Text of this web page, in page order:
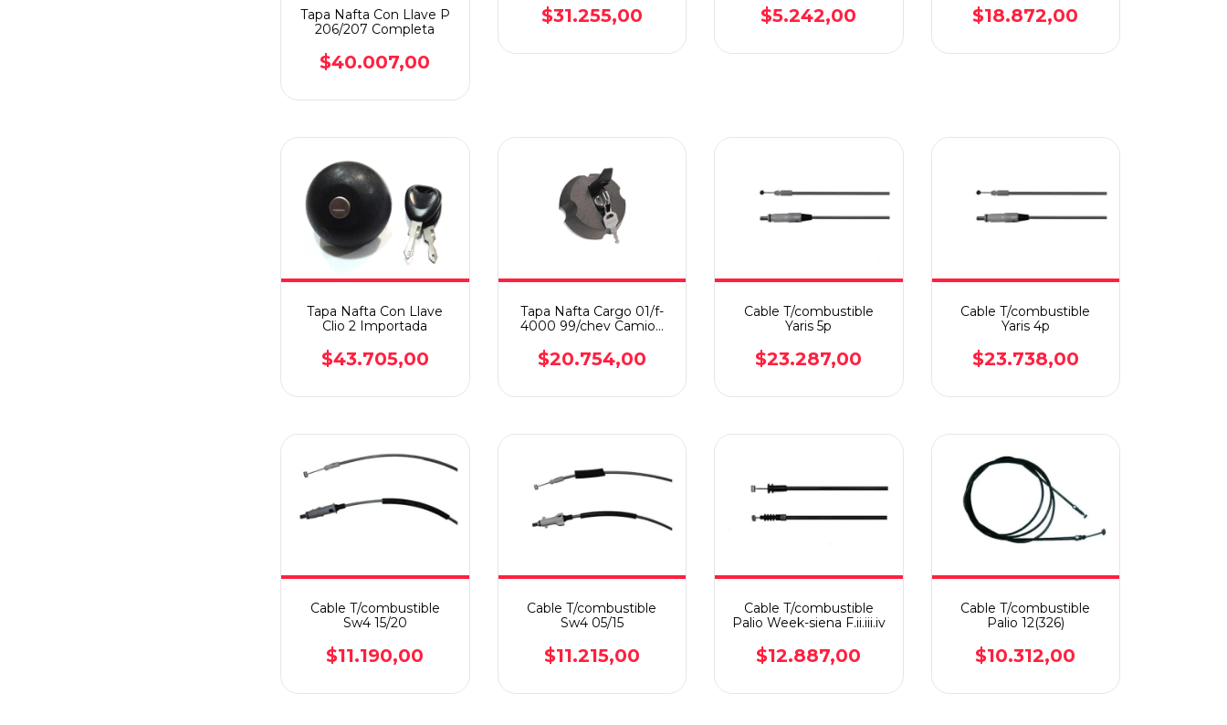
Tapa Nafta Con Llave P
206/207 Completa
$40.007,00
$31.255,00 $5.242,00 $18.872,00
Tapa Nafta Con Llave
Clio 2 Importada
$43.705,00
Tapa Nafta Cargo 01/f-
4000 99/chev Camion
$20.754,00
Cable T/combustible
Yaris 5p
$23.287,00
Cable T/combustible
Yaris 4p
$23.738,00
Cable T/combustible
Sw4 15/20
$11.190,00
Cable T/combustible
Sw4 05/15
$11.215,00
Cable T/combustible
Palio Week-siena F.ii.iii.iv
$12.887,00
Cable T/combustible
Palio 12(326)
$10.312,00